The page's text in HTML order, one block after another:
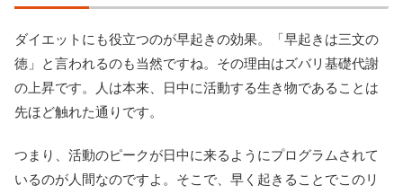
ダイエットにも役立つのが早起きの効果。「早起きは三文の
徳」と言われるのも当然ですね。その理由はズバリ基礎代謝
の上昇です。人は本来、日中に活動する生き物であることは
先ほど触れた通りです。
つまり、活動のピークが日中に来るようにプログラムされて
いるのが人間なのですよ。そこで、早く起きることでこのリ